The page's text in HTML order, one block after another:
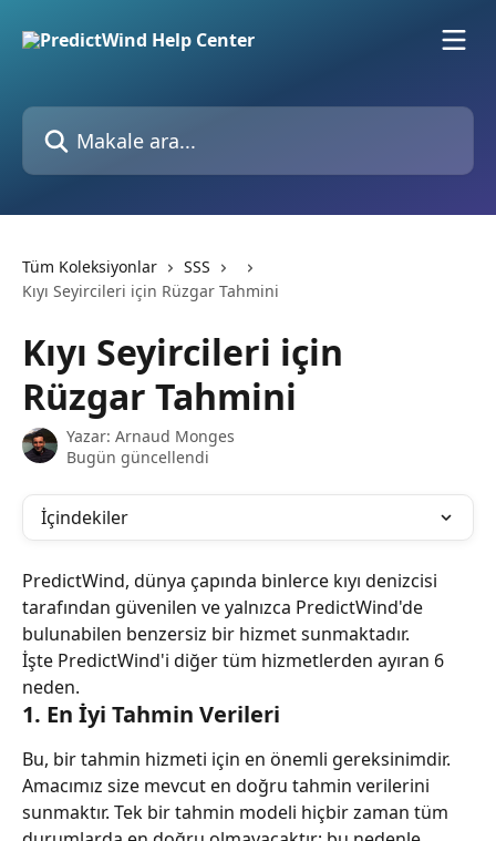
Makale ara...
Tüm Koleksiyonlar
SSS
Kıyı Seyircileri için Rüzgar Tahmini
Kıyı Seyircileri için
Rüzgar Tahmini
Yazar: Arnaud Monges
Bugün güncellendi
İçindekiler
PredictWind, dünya çapında binlerce kıyı denizcisi
tarafından güvenilen ve yalnızca PredictWind'de
bulunabilen benzersiz bir hizmet sunmaktadır.
İşte PredictWind'i diğer tüm hizmetlerden ayıran 6
neden.
1. En İyi Tahmin Verileri
Bu, bir tahmin hizmeti için en önemli gereksinimdir.
Amacımız size mevcut en doğru tahmin verilerini
sunmaktır. Tek bir tahmin modeli hiçbir zaman tüm